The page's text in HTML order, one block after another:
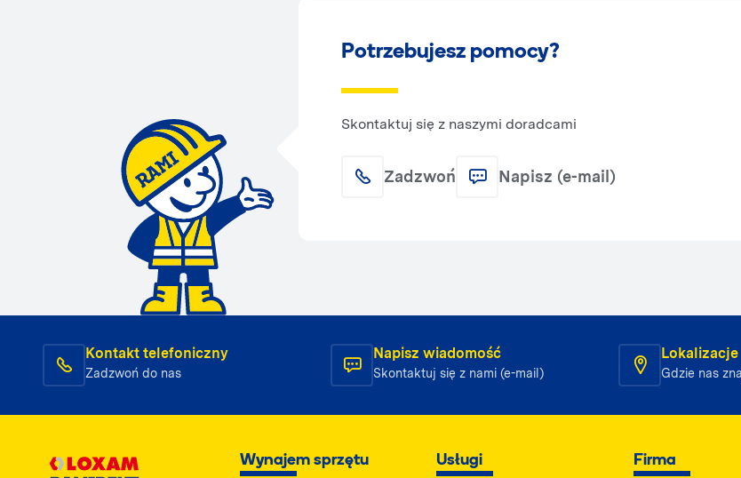
Potrzebujesz pomocy?
Skontaktuj się z naszymi doradcami
Zadzwoń Napisz (e-mail)
Kontakt telefoniczny
Zadzwoń do nas
Napisz wiadomość
Skontaktuj się z nami (e-mail)
Lokalizacje
Gdzie nas
Wynajem sprzętu Usługi Firma